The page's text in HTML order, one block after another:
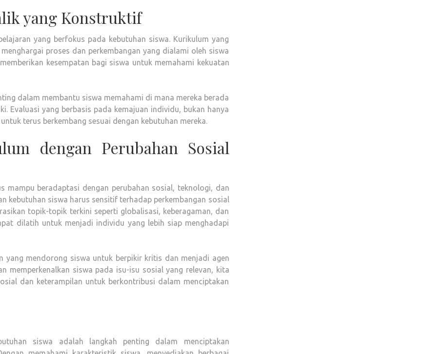
yang Konstruktif
yang berfokus pada kebutuhan siswa. Kurikulum yang
proses dan perkembangan yang dialami oleh siswa
kesempatan bagi siswa untuk memahami kekuatan
dalam membantu siswa memahami di mana mereka berada
Evaluasi yang berbasis pada kemajuan individu, bukan hanya
terus berkembang sesuai dengan kebutuhan mereka.
dengan Perubahan Sosial
mampu beradaptasi dengan perubahan sosial, teknologi, dan
kebutuhan siswa harus sensitif terhadap perkembangan sosial
topik-topik terkini seperti globalisasi, keberagaman, dan
dilatih untuk menjadi individu yang lebih siap menghadapi
yang mendorong siswa untuk berpikir kritis dan menjadi agen
memperkenalkan siswa pada isu-isu sosial yang relevan, kita
dan keterampilan untuk berkontribusi dalam menciptakan
siswa adalah langkah penting dalam menciptakan